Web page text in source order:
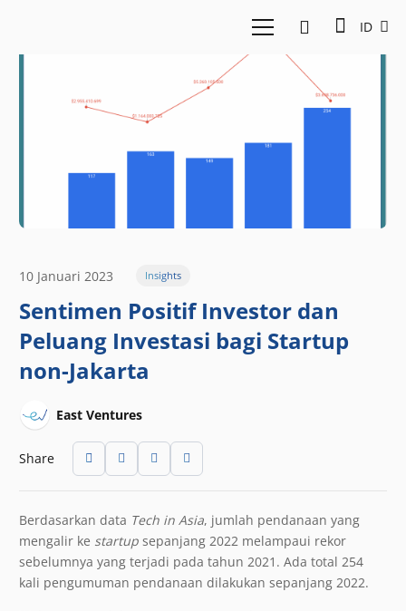
ID
10 Januari 2023 Insights
Sentimen Positif Investor dan
Peluang Investasi bagi Startup
non-Jakarta
East Ventures
Share
Berdasarkan data Tech in Asia, jumlah pendanaan yang
mengalir ke startup sepanjang 2022 melampaui rekor
sebelumnya yang terjadi pada tahun 2021. Ada total 254
kali pengumuman pendanaan dilakukan sepanjang 2022.